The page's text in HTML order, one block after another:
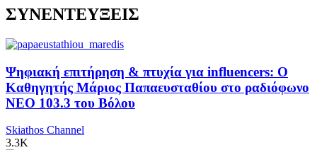
ΣΥΝΕΝΤΕΥΞΕΙΣ
Ψηφιακή επιτήρηση & πτυχία για influencers: Ο
Καθηγητής Μάριος Παπαευσταθίου στο ραδιόφωνο
NEO 103.3 του Βόλου
Skiathos Channel
3.3K